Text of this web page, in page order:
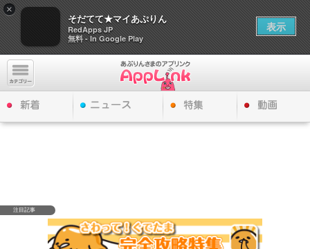
×
そだてて★マイあぷりん
RedApps JP
無料 - In Google Play
表示
注目記事